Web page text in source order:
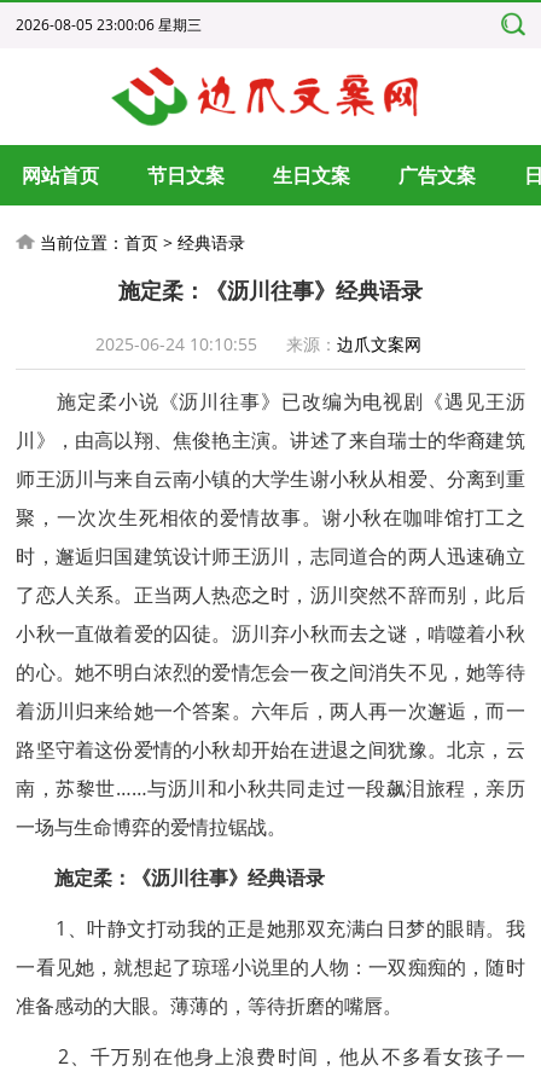
2026-08-05 23:00:06 星期三
网站首页 节日文案 生日文案 广告文案
当前位置：首页 >经典语录
施定柔：《沥川往事》经典语录
2025-06-24 10:10:55 来源： 边爪文案网
施定柔小说《沥川往事》已改编为电视剧《遇见王沥
川》，由高以翔、焦俊艳主演。讲述了来自瑞士的华裔建筑
师王沥川与来自云南小镇的大学生谢小秋从相爱、分离到重
聚，一次次生死相依的爱情故事。谢小秋在咖啡馆打工之
时，邂逅归国建筑设计师王沥川，志同道合的两人迅速确立
了恋人关系。正当两人热恋之时，沥川突然不辞而别，此后
小秋一直做着爱的囚徒。沥川弃小秋而去之谜，啃噬着小秋
的心。她不明白浓烈的爱情怎会一夜之间消失不见，她等待
着沥川归来给她一个答案。六年后，两人再一次邂逅，而一
路坚守着这份爱情的小秋却开始在进退之间犹豫。北京，云
南，苏黎世……与沥川和小秋共同走过一段飙泪旅程，亲历
一场与生命博弈的爱情拉锯战。
施定柔：《沥川往事》经典语录
1、叶静文打动我的正是她那双充满白日梦的眼睛。我
一看见她，就想起了琼瑶小说里的人物：一双痴痴的，随时
准备感动的大眼。薄薄的，等待折磨的嘴唇。
2、千万别在他身上浪费时间，他从不多看女孩子一